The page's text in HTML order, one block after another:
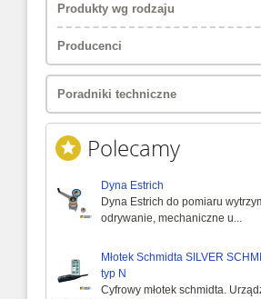
Produkty wg rodzaju
Producenci
Poradniki techniczne
Polecamy
Dyna Estrich
Dyna Estrich do pomiaru
odrywanie, mechaniczne u...
Młotek Schmidta SILVER
typ N
Cyfrowy młotek schmidta.